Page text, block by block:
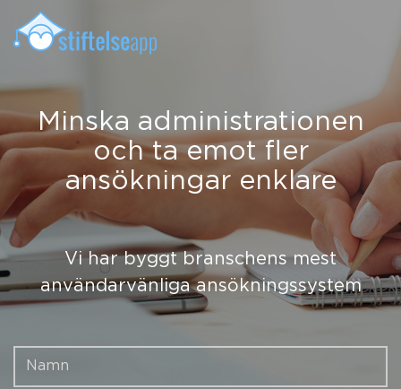
Minska administrationen
och ta emot fler
ansökningar enklare
Vi har byggt branschens mest
användarvänliga ansökningssystem